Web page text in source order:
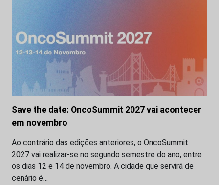
Save the date: OncoSummit 2027 vai acontecer
em novembro
Ao contrário das edições anteriores, o OncoSummit
2027 vai realizar-se no segundo semestre do ano, entre
os dias 12 e 14 de novembro. A cidade que servirá de
cenário é…